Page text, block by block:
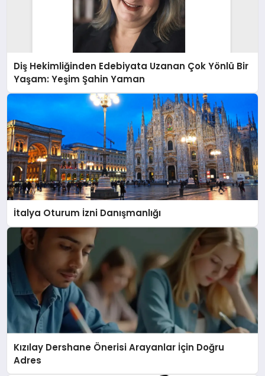
Diş Hekimliğinden Edebiyata Uzanan Çok Yönlü Bir
Yaşam: Yeşim Şahin Yaman
İtalya Oturum İzni Danışmanlığı
Kızılay Dershane Önerisi Arayanlar İçin Doğru
Adres